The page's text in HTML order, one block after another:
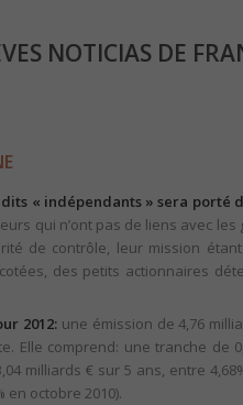
NOTICIAS DE
« indépendants » sera porté
qui n’ont pas de liens avec
de contrôle, leur mission
des petits actionnaires
2012: une émission de 4,76
Elle comprend: une tranche de
milliards € sur 5 ans, entre
en octobre 2010).